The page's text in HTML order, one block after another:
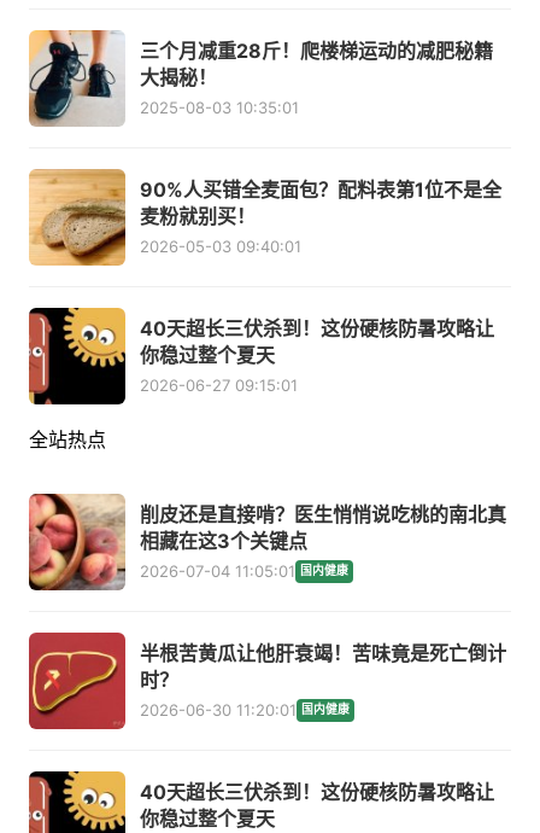
三个月减重28斤！爬楼梯运动的减肥秘籍
大揭秘！
2025-08-03 10:35:01
90%人买错全麦面包？配料表第1位不是全
麦粉就别买！
2026-05-03 09:40:01
40天超长三伏杀到！这份硬核防暑攻略让
你稳过整个夏天
2026-06-27 09:15:01
全站热点
削皮还是直接啃？医生悄悄说吃桃的南北真
相藏在这3个关键点
2026-07-04 11:05:01 国内健康
半根苦黄瓜让他肝衰竭！苦味竟是死亡倒计
时？
2026-06-30 11:20:01 国内健康
40天超长三伏杀到！这份硬核防暑攻略让
你稳过整个夏天